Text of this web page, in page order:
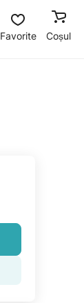
Favorite Coșul